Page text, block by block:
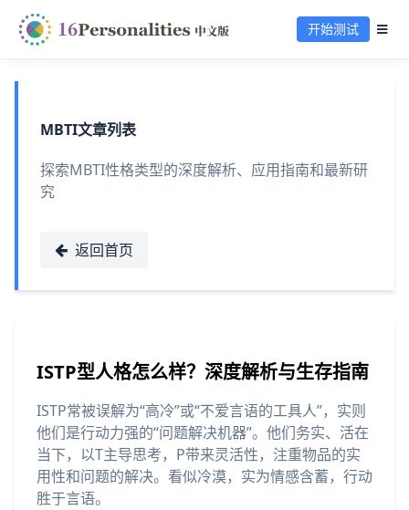
开始测试
MBTI文章列表
探索MBTI性格类型的深度解析、应用指南和最新研
究
返回首页
ISTP型人格怎么样？深度解析与生存指南
ISTP常被误解为“高冷”或“不爱言语的工具人”，实则
他们是行动力强的“问题解决机器”。他们务实、活在
当下，以T主导思考，P带来灵活性，注重物品的实
用性和问题的解决。看似冷漠，实为情感含蓄，行动
胜于言语。